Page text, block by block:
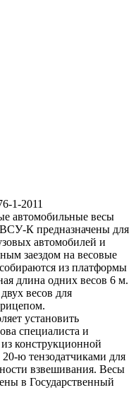
1-2011
автомобильные весы
К предназначены для
автомобилей и
заездом на весовые
из платформы
длина одних весов 6 м.
весов для
установить
специалиста и
конструкционной
ю тензодатчиками для
взвешивания. Весы
в Государственный